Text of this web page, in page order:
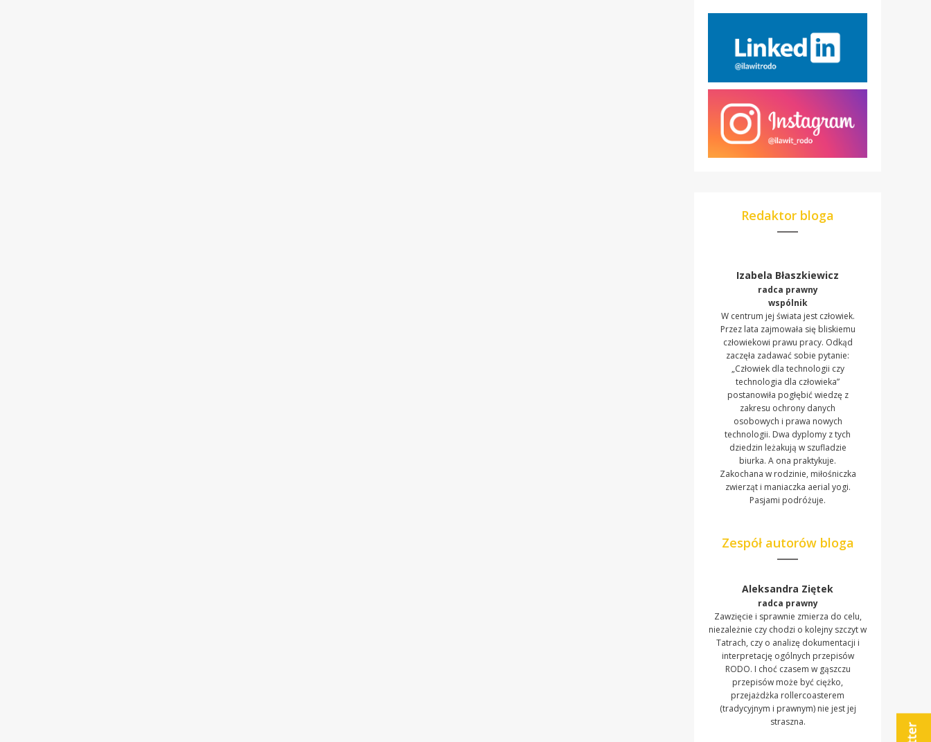
Redaktor bloga
Izabela Błaszkiewicz
radca prawny
wspólnik
W centrum jej świata jest człowiek.
Przez lata zajmowała się bliskiemu
człowiekowi prawu pracy. Odkąd
zaczęła zadawać sobie pytanie:
„Człowiek dla technologii czy
technologia dla człowieka”
postanowiła pogłębić wiedzę z
zakresu ochrony danych
osobowych i prawa nowych
technologii. Dwa dyplomy z tych
dziedzin leżakują w szufladzie
biurka. A ona praktykuje.
Zakochana w rodzinie, miłośniczka
zwierząt i maniaczka aerial yogi.
Pasjami podróżuje.
Zespół autorów bloga
Aleksandra Ziętek
radca prawny
Zawzięcie i sprawnie zmierza do celu,
niezależnie czy chodzi o kolejny szczyt w
Tatrach, czy o analizę dokumentacji i
interpretację ogólnych przepisów
RODO. I choć czasem w gąszczu
przepisów może być ciężko,
przejażdżka rollercoasterem
(tradycyjnym i prawnym) nie jest jej
straszna.